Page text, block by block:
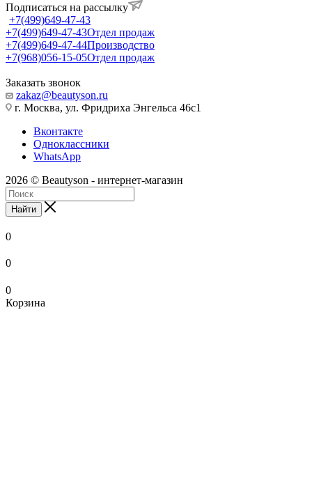
Подписаться на рассылку
+7(499)649-47-43
+7(499)649-47-43Отдел продаж
+7(499)649-47-44Производство
+7(968)056-15-05Отдел продаж
Заказать звонок
zakaz@beautyson.ru
г. Москва, ул. Фридриха Энгельса 46с1
Вконтакте
Одноклассники
WhatsApp
2026 © Beautyson - интернет-магазин
Найти
0
0
0
Корзина